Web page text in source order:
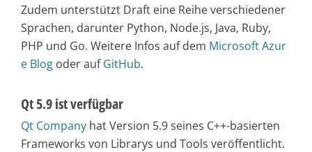
Zudem unterstützt Draft eine Reihe verschiedener
Sprachen, darunter Python, Node.js, Java, Ruby,
PHP und Go. Weitere Infos auf dem Microsoft Azur
e Blog oder aufGitHub.
Qt 5.9 ist verfügbar
Qt Company hat Version 5.9 seines C++-basierten
Frameworks von Librarys und Tools veröffentlicht.